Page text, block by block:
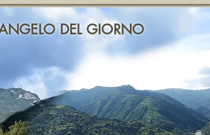
DEL GIORNO